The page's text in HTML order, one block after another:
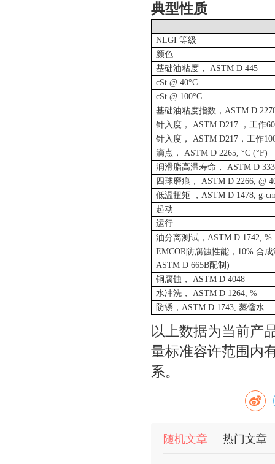
典型性质
NLGI 等级
颜色
基础油粘度， ASTM D 445
cSt @ 40°C
cSt @ 100°C
基础油粘度指数， ASTM D
针入度， ASTM D217 ，工作
针入度， ASTM D217，工作
滴点， ASTM D 2265, °C (°F)
润滑脂高温寿命， ASTM D
四球磨痕， ASTM D 2266, @
低温扭矩 ， ASTM D 1478, g-
起动
运行
油分离测试， ASTM D 1742, %
EMCOR防腐蚀性能， 10% 合
ASTM D 665B配制 )
铜腐蚀， ASTM D 4048
水冲洗， ASTM D 1264, %
防锈， ASTM D 1743, 蒸馏水
以上数据为当前产
量标准容许范围内
系。
随机文章 热门文章